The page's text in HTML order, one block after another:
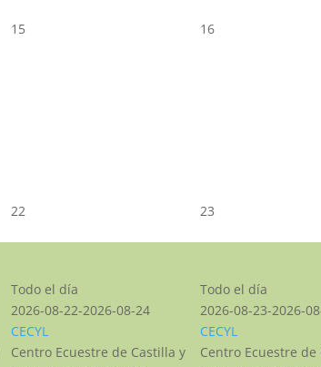
15 16
22
Todo el día
2026-08-22-2026-08-24
CECYL
Centro Ecuestre de Castilla y
23
Todo el día
2026-08-23-2026-
CECYL
Centro Ecuestre de